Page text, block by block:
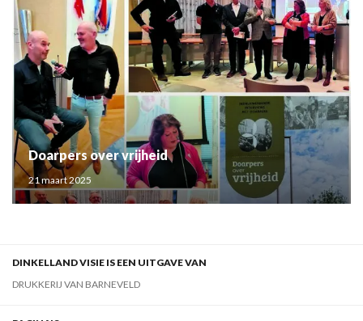
Doarpers over vrijheid
21 maart 2025
DINKELLAND VISIE IS EEN UITGAVE VAN
DRUKKERIJ VAN BARNEVELD